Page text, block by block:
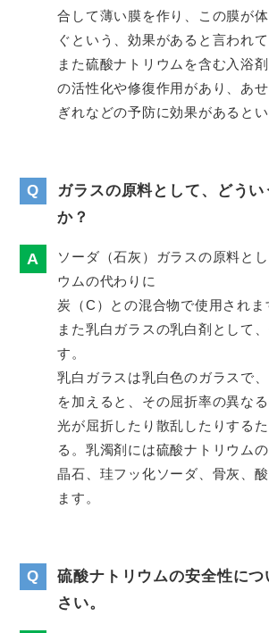
合して薄い膜を作り、この膜が
ぐという、効果があると言われて
また硫酸ナトリウムを含む入浴
の活性化や修復作用があり、あ
ぎれなどの予防に効果があるとい
Q
ガラスの原料として、どう
か？
ソーダ（石灰）ガラスの原料と
ウムの代わりに
炭（C）との混合物で使用されま
また乳白ガラスの乳白剤として
す。
乳白ガラスは乳白色のガラスで
を加えると、その屈折率の異なる
光が屈折したり散乱したりする
る。乳濁剤には硫酸ナトリウム
晶石、珪フッ化ソーダ、骨灰、
ます。
Q
硫酸ナトリウムの安全性に
さい。